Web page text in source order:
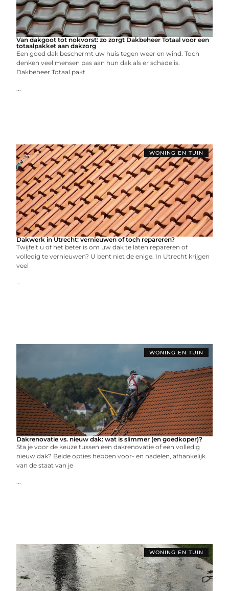
Van dakgoot tot nokvorst: zo zorgt Dakbeheer Totaal voor een
totaalpakket aan dakzorg
Een goed dak beschermt uw huis tegen weer en wind. Toch
denken veel mensen pas aan hun dak als er schade is.
Dakbeheer Totaal pakt
...
WONING EN TUIN
Dakwerk in Utrecht: vernieuwen of toch repareren?
Twijfelt u of het beter is om uw dak te laten repareren of
volledig te vernieuwen? U bent niet de enige. In Utrecht krijgen
veel
...
WONING EN TUIN
Dakrenovatie vs. nieuw dak: wat is slimmer (en goedkoper)?
Sta je voor de keuze tussen een dakrenovatie of een volledig
nieuw dak? Beide opties hebben voor- en nadelen, afhankelijk
van de staat van je
...
WONING EN TUIN